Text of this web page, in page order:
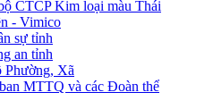
CTCP Kim loại màu Thái
- Vimico
sự tỉnh
an tỉnh
Phường, Xã
MTTQ và các Đoàn thể